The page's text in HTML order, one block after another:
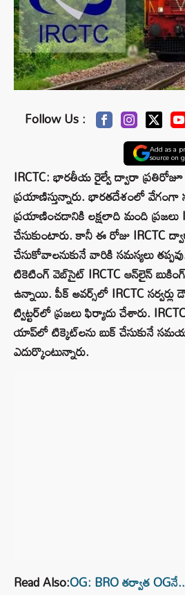
Follow Us :
Add as a
source on
IRCTC: భారతీయ రైల్వే ద్వారా ప్రతిరోజూ
ప్రయాణిస్తున్నారు. భారతదేశంలో వేగంగా
ప్రయాణించడానికి లక్షలాది మంది ప్రజలు
చేసుకుంటారు. కానీ ఈ రోజు IRCTC
చేసుకోవాలనుకునే వారికి సమస్యలు
టికెటింగ్ వెబ్‌సైట్ IRCTC ఆన్‌లైన్
ఉన్నాయి. పీక్ అవర్స్‌లో IRCTC సర్వర్లు
ట్విట్టర్‌లో ప్రజలు ఫిర్యాదు చేశారు.
యాప్‌లో టిక్కెట్‌లను బుక్ చేసుకునే
ఎదుర్కొంటున్నారు.
Read Also:OG: BRO తర్వాత